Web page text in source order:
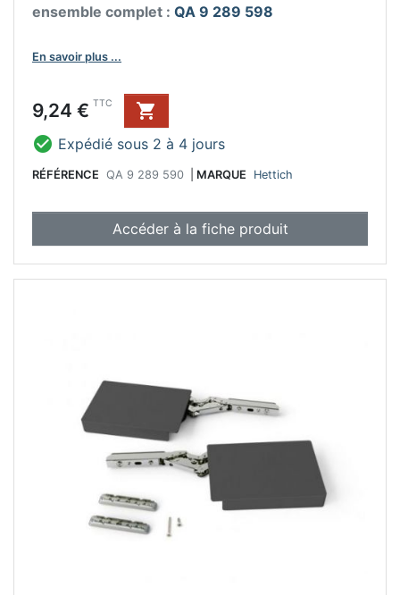
ensemble complet : QA 9 289 598
En savoir plus ...
Prix
9,24 € TTC

 Expédié sous 2 à 4 jours
RÉFÉRENCE QA 9 289 590 MARQUE Hettich
Accéder à la fiche produit